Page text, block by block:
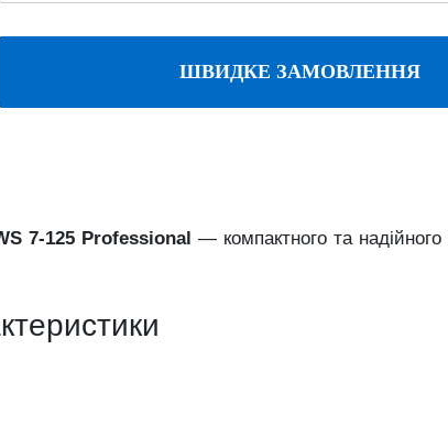
ШВИДКЕ ЗАМОВЛЕННЯ
7-125 Professional — компактного та